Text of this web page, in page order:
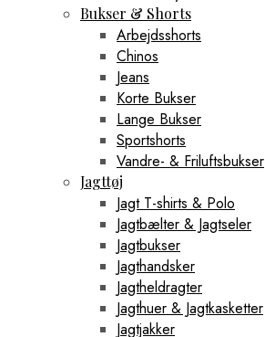
Bukser & Shorts
Arbejdsshorts
Chinos
Jeans
Korte Bukser
Lange Bukser
Sportshorts
Vandre- & Friluftsbukser
Jagttøj
Jagt T-shirts & Polo
Jagtbælter & Jagtseler
Jagtbukser
Jagthandsker
Jagtheldragter
Jagthuer & Jagtkasketter
Jagtjakker